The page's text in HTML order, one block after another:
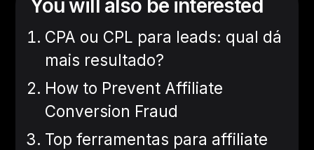
You will also be interested
CPA ou CPL para leads: qual dá
mais resultado?
How to Prevent Affiliate
Conversion Fraud
Top ferramentas para affiliate